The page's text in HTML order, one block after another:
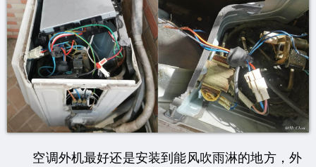
空调外机最好还是安装到能风吹雨淋的地方，外